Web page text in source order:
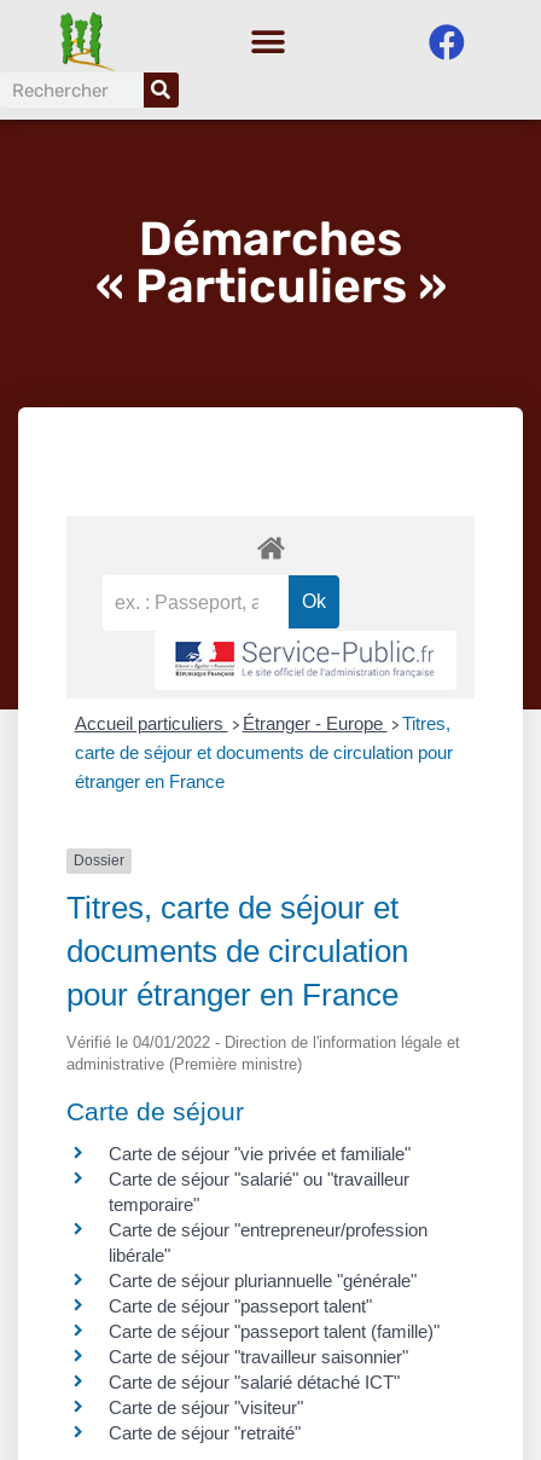
au
contenu
Démarches
« Particuliers »
Accueil particuliers > Étranger - Europe > Titres,
carte de séjour et documents de circulation pour
étranger en France
Dossier
Titres, carte de séjour et
documents de circulation
pour étranger en France
Vérifié le 04/01/2022 - Direction de l'information légale et
administrative (Première ministre)
Carte de séjour
Carte de séjour "vie privée et familiale"
Carte de séjour "salarié" ou "travailleur
temporaire"
Carte de séjour "entrepreneur/profession
libérale"
Carte de séjour pluriannuelle "générale"
Carte de séjour "passeport talent"
Carte de séjour "passeport talent (famille)"
Carte de séjour "travailleur saisonnier"
Carte de séjour "salarié détaché ICT"
Carte de séjour "visiteur"
Carte de séjour "retraité"